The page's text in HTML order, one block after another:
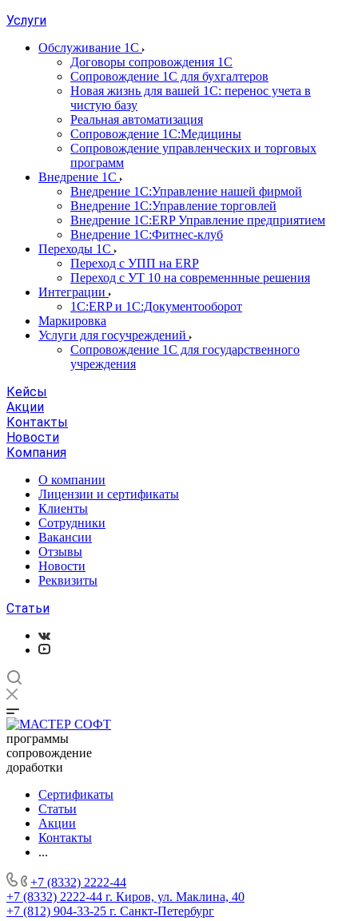
Услуги
Обслуживание 1С
Договоры сопровождения 1С
Сопровождение 1С для бухгалтеров
Новая жизнь для вашей 1С: перенос учета в
чистую базу
Реальная автоматизация
Сопровождение 1С:Медицины
Сопровождение управленческих и торговых
программ
Внедрение 1С
Внедрение 1С:Управление нашей фирмой
Внедрение 1С:Управление торговлей
Внедрение 1С:ERP Управление предприятием
Внедрение 1С:Фитнес-клуб
Переходы 1С
Переход с УПП на ERP
Переход с УТ 10 на современнные решения
Интеграции
1С:ERP и 1С:Документооборот
Маркировка
Услуги для госучреждений
Сопровождение 1С для государственного
учреждения
Кейсы
Акции
Контакты
Новости
Компания
О компании
Лицензии и сертификаты
Клиенты
Сотрудники
Вакансии
Отзывы
Новости
Реквизиты
Статьи
программы
сопровождение
доработки
Сертификаты
Статьи
Акции
Контакты
...
+7 (8332) 2222-44
+7 (8332) 2222-44 г. Киров, ул. Маклина, 40
+7 (812) 904-33-25 г. Санкт-Петербург